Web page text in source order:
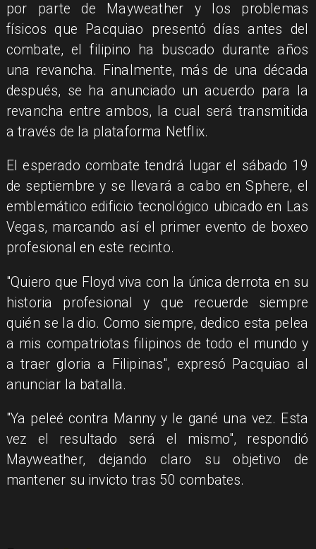
por parte de Mayweather y los problemas
físicos que Pacquiao presentó días antes del
combate, el filipino ha buscado durante años
una revancha. Finalmente, más de una década
después, se ha anunciado un acuerdo para la
revancha entre ambos, la cual será transmitida
a través de la plataforma Netflix.
El esperado combate tendrá lugar el sábado 19
de septiembre y se llevará a cabo en Sphere, el
emblemático edificio tecnológico ubicado en Las
Vegas, marcando así el primer evento de boxeo
profesional en este recinto.
"Quiero que Floyd viva con la única derrota en su
historia profesional y que recuerde siempre
quién se la dio. Como siempre, dedico esta pelea
a mis compatriotas filipinos de todo el mundo y
a traer gloria a Filipinas", expresó Pacquiao al
anunciar la batalla.
"Ya peleé contra Manny y le gané una vez. Esta
vez el resultado será el mismo", respondió
Mayweather, dejando claro su objetivo de
mantener su invicto tras 50 combates.